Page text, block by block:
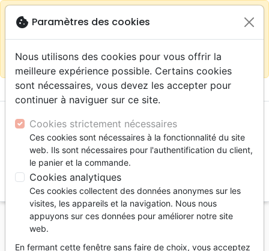
Continuer sur le site France close
warningSelon votre
localisation (États-
sur la boutique La Maison de la Bible Suisse
menu shopping_cart
Accueil Auteurs Schreiner Thomas R.
cookie Paramètres des cookies
Nous utilisons des cookies pour vous offrir la
meilleure expérience possible. Certains cookies
sont nécessaires, vous devez les accepter pour
continuer à naviguer sur ce site.
Cookies strictement nécessaires
Ces cookies sont nécessaires à la fonctionnalité du site
web. Ils sont nécessaires pour l'authentification du client,
le panier et la commande.
Cookies analytiques
Ces cookies collectent des données anonymes sur les
visites, les appareils et la navigation. Nous nous
appuyons sur ces données pour améliorer notre site
web.
En fermant cette fenêtre sans faire de choix, vous acceptez